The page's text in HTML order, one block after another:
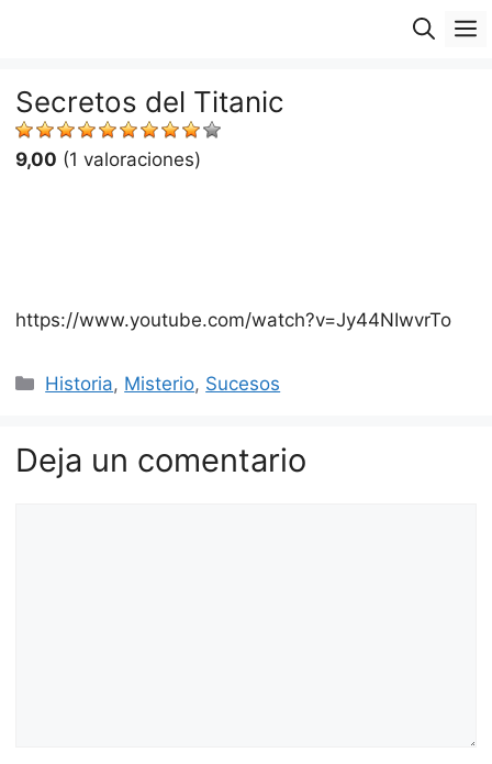
Secretos del Titanic
9,00 (1 valoraciones)
https://www.youtube.com/watch?v=Jy44NIwvrTo
Categorías
Historia, Misterio, Sucesos
Deja un comentario